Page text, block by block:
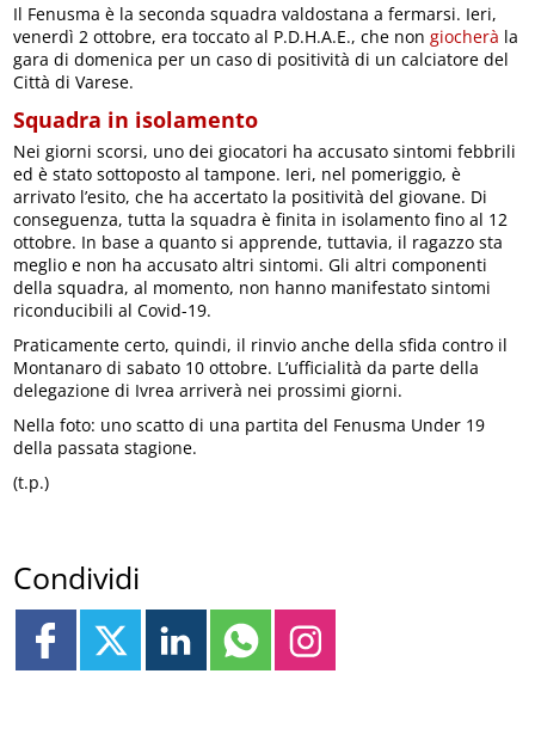
Il Fenusma è la seconda squadra valdostana a fermarsi. Ieri,
venerdì 2 ottobre, era toccato al P.D.H.A.E., che nongiocherà la
gara di domenica per un caso di positività di un calciatore del
Città di Varese.
Squadra in isolamento
Nei giorni scorsi, uno dei giocatori ha accusato sintomi febbrili
ed è stato sottoposto al tampone. Ieri, nel pomeriggio, è
arrivato l’esito, che ha accertato la positività del giovane. Di
conseguenza, tutta la squadra è finita in isolamento fino al 12
ottobre. In base a quanto si apprende, tuttavia, il ragazzo sta
meglio e non ha accusato altri sintomi. Gli altri componenti
della squadra, al momento, non hanno manifestato sintomi
riconducibili al Covid-19.
Praticamente certo, quindi, il rinvio anche della sfida contro il
Montanaro di sabato 10 ottobre. L’ufficialità da parte della
delegazione di Ivrea arriverà nei prossimi giorni.
Nella foto: uno scatto di una partita del Fenusma Under 19
della passata stagione.
(t.p.)
Condividi